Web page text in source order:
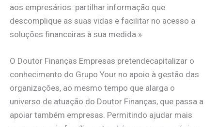
aos empresários: partilhar informação que
descomplique as suas vidas e facilitar no acesso a
soluções financeiras à sua medida.»
O Doutor Finanças Empresas pretendecapitalizar o
conhecimento do Grupo Your no apoio à gestão das
organizações, ao mesmo tempo que alarga o
universo de atuação do Doutor Finanças, que passa a
apoiar também empresas. Permitindo ajudar mais